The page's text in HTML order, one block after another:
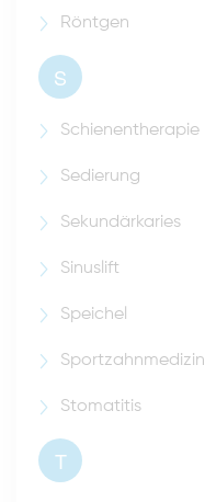
Röntgen
S
Schienentherapie
Sedierung
Sekundärkaries
Sinuslift
Speichel
Sportzahnmedizin
Stomatitis
T